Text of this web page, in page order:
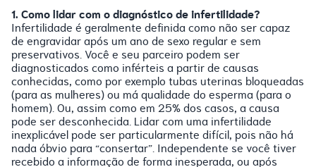
1. Como lidar com o diagnóstico de infertilidade?
Infertilidade é geralmente definida como não ser capaz
de engravidar após um ano de sexo regular e sem
preservativos. Você e seu parceiro podem ser
diagnosticados como inférteis a partir de causas
conhecidas, como por exemplo tubas uterinas bloqueadas
(para as mulheres) ou má qualidade do esperma (para o
homem). Ou, assim como em 25% dos casos, a causa
pode ser desconhecida. Lidar com uma infertilidade
inexplicável pode ser particularmente difícil, pois não há
nada óbvio para “consertar”. Independente se você tiver
recebido a informação de forma inesperada, ou após